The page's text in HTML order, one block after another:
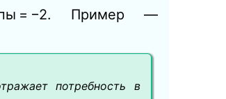
= −2. Пример —
потребность в